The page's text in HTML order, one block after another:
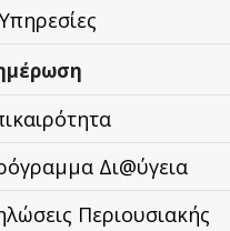
Δι@ύγεια
Περιουσιακής